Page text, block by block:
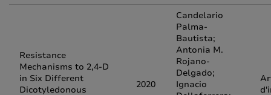
Resistance
Mechanisms to 2,4-D
in Six Different
Dicotyledonous
2020
Candelario
Palma-
Bautista;
Antonia M.
Rojano-
Delgado;
Ignacio